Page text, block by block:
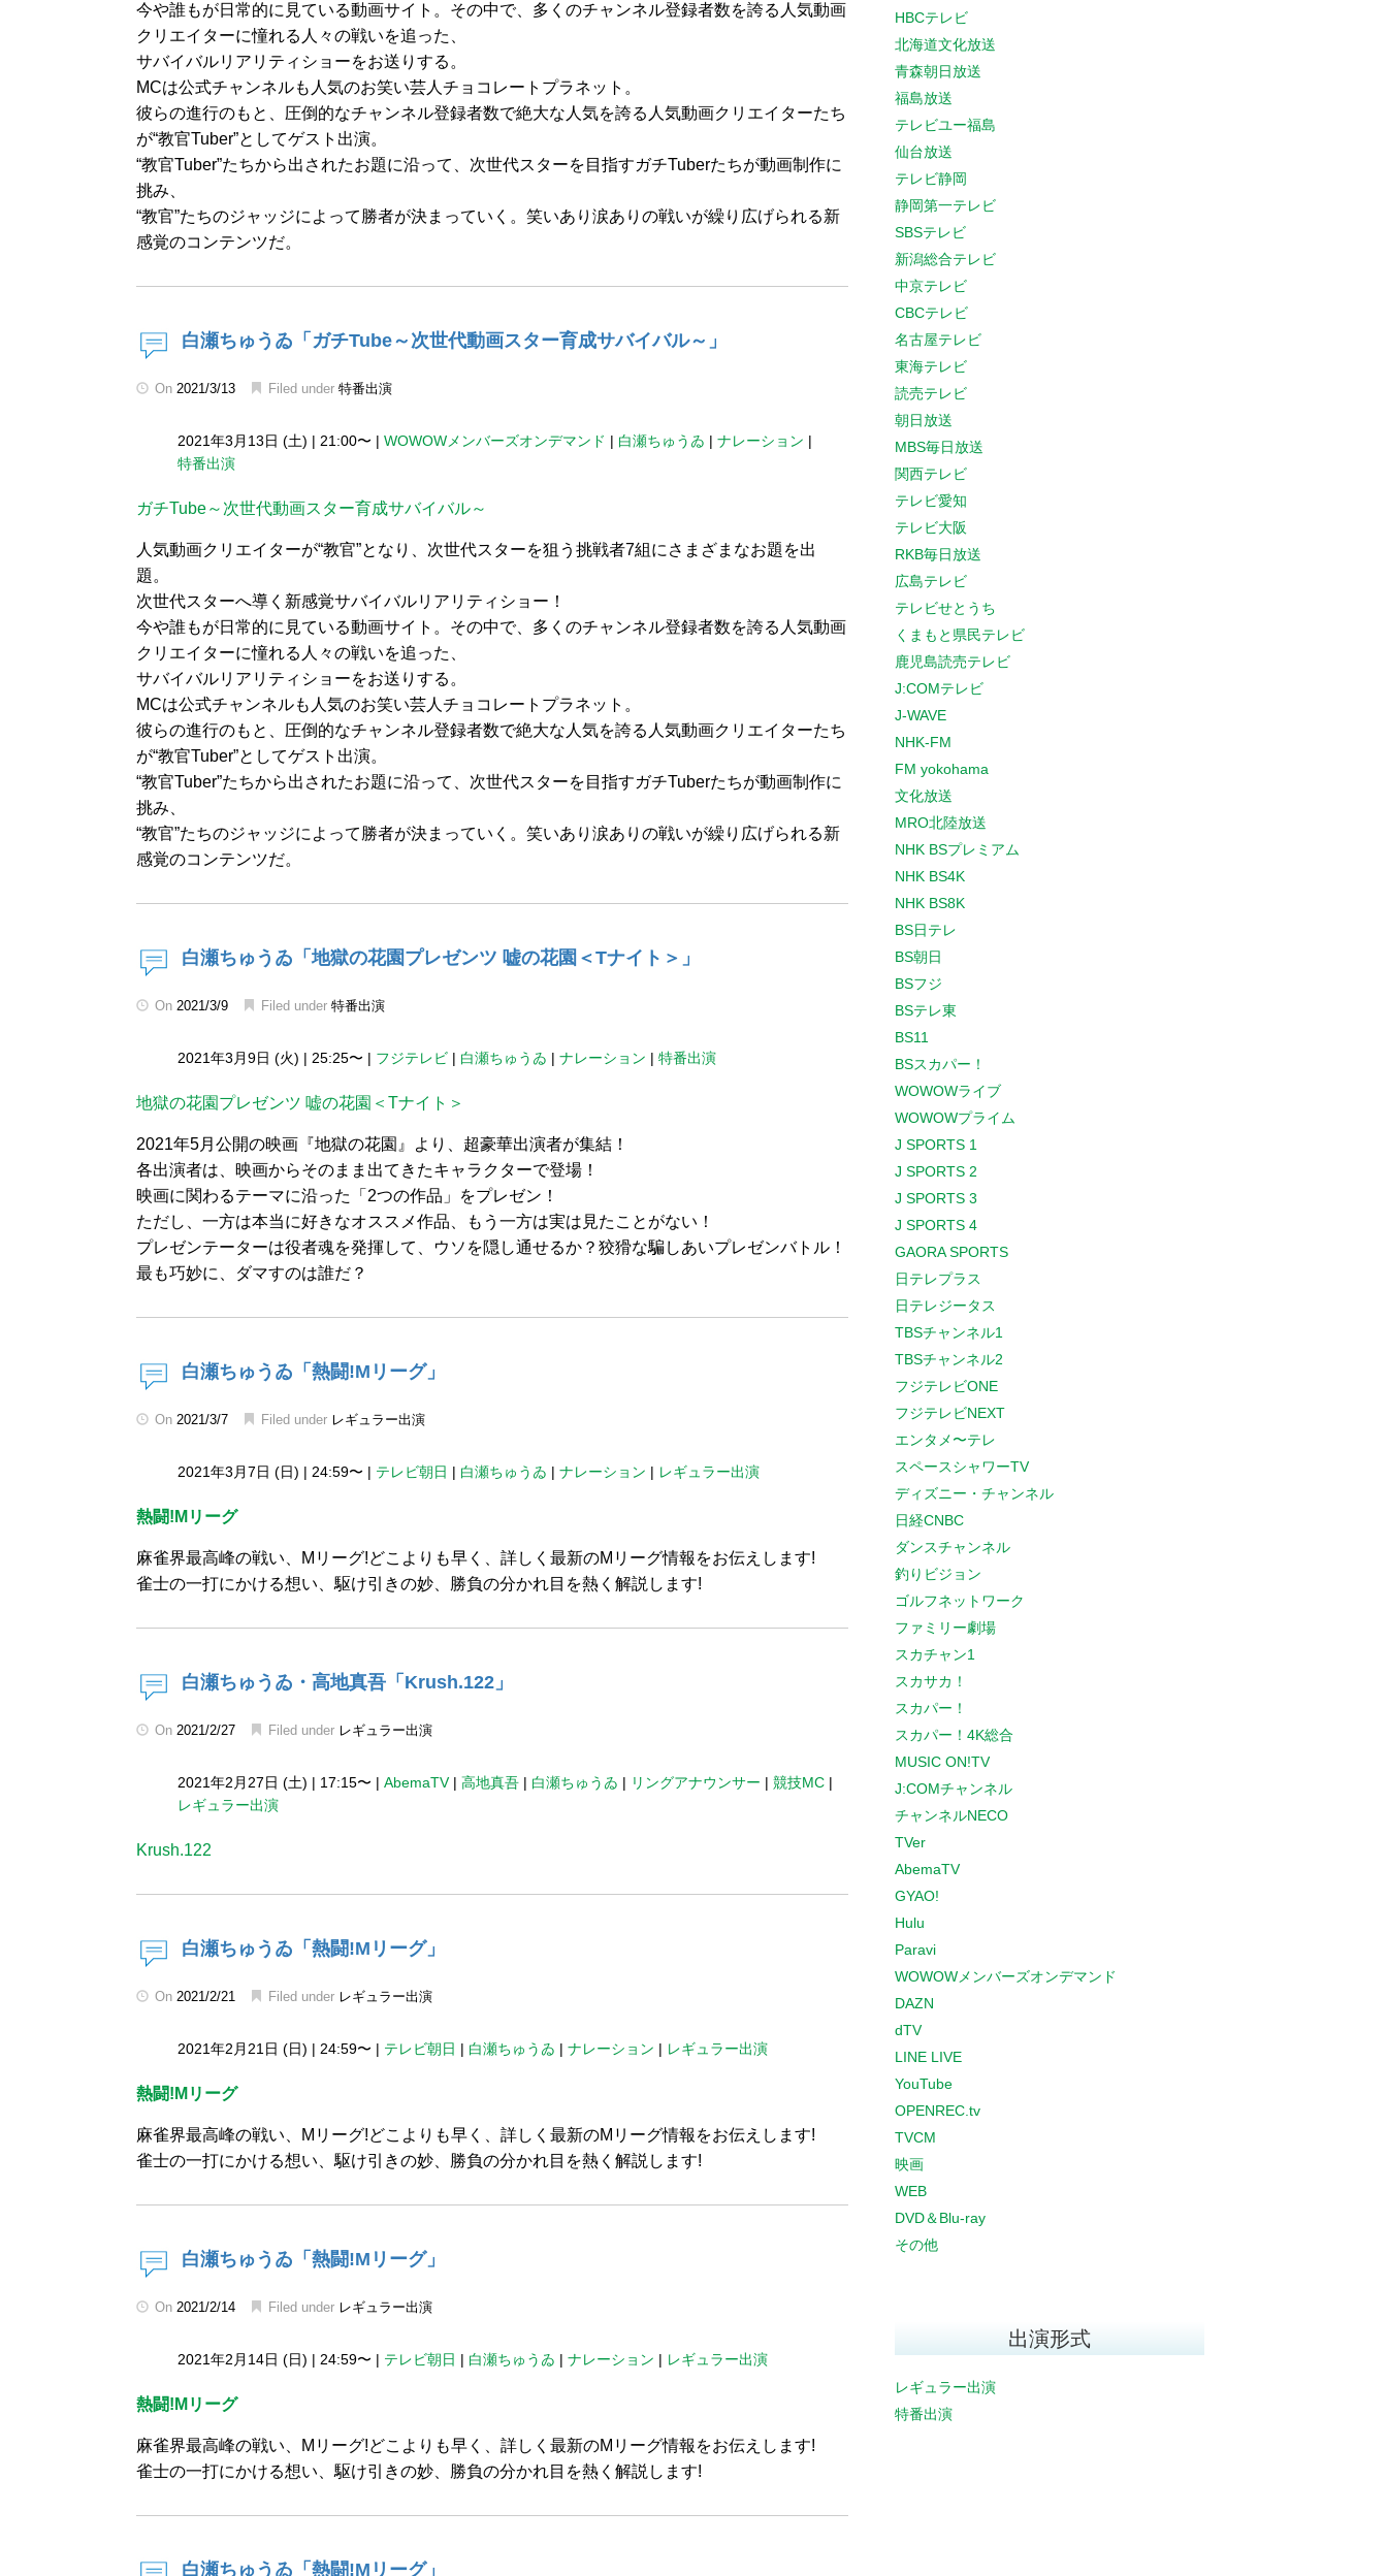
今や誰もが日常的に見ている動画サイト。その中で、多くのチャンネル登録者数を誇る人気動画
クリエイターに憧れる人々の戦いを追った、
サバイバルリアリティショーをお送りする。
MCは公式チャンネルも人気のお笑い芸人チョコレートプラネット。
彼らの進行のもと、圧倒的なチャンネル登録者数で絶大な人気を誇る人気動画クリエイターたち
が“教官Tuber”としてゲスト出演。
“教官Tuber”たちから出されたお題に沿って、次世代スターを目指すガチTuberたちが動画制作に
挑み、
“教官”たちのジャッジによって勝者が決まっていく。笑いあり涙ありの戦いが繰り広げられる新
感覚のコンテンツだ。
白瀬ちゅうゐ「ガチTube～次世代動画スター育成サバイバル～」
On 2021/3/13 Filed under 特番出演
2021年3月13日 (土) | 21:00〜 | WOWOWメンバーズオンデマンド | 白瀬ちゅうゐ | ナレーション |
特番出演
ガチTube～次世代動画スター育成サバイバル～
人気動画クリエイターが“教官”となり、次世代スターを狙う挑戦者7組にさまざまなお題を出
題。
次世代スターへ導く新感覚サバイバルリアリティショー！
今や誰もが日常的に見ている動画サイト。その中で、多くのチャンネル登録者数を誇る人気動画
クリエイターに憧れる人々の戦いを追った、
サバイバルリアリティショーをお送りする。
MCは公式チャンネルも人気のお笑い芸人チョコレートプラネット。
彼らの進行のもと、圧倒的なチャンネル登録者数で絶大な人気を誇る人気動画クリエイターたち
が“教官Tuber”としてゲスト出演。
“教官Tuber”たちから出されたお題に沿って、次世代スターを目指すガチTuberたちが動画制作に
挑み、
“教官”たちのジャッジによって勝者が決まっていく。笑いあり涙ありの戦いが繰り広げられる新
感覚のコンテンツだ。
白瀬ちゅうゐ「地獄の花園プレゼンツ 嘘の花園＜Tナイト＞」
On 2021/3/9 Filed under 特番出演
2021年3月9日 (火) | 25:25〜 | フジテレビ | 白瀬ちゅうゐ | ナレーション | 特番出演
地獄の花園プレゼンツ 嘘の花園＜Tナイト＞
2021年5月公開の映画『地獄の花園』より、超豪華出演者が集結！
各出演者は、映画からそのまま出てきたキャラクターで登場！
映画に関わるテーマに沿った「2つの作品」をプレゼン！
ただし、一方は本当に好きなオススメ作品、もう一方は実は見たことがない！
プレゼンテーターは役者魂を発揮して、ウソを隠し通せるか？狡猾な騙しあいプレゼンバトル！
最も巧妙に、ダマすのは誰だ？
白瀬ちゅうゐ「熱闘!Mリーグ」
On 2021/3/7 Filed under レギュラー出演
2021年3月7日 (日) | 24:59〜 | テレビ朝日 | 白瀬ちゅうゐ | ナレーション | レギュラー出演
熱闘!Mリーグ
麻雀界最高峰の戦い、Mリーグ!どこよりも早く、詳しく最新のMリーグ情報をお伝えします!
雀士の一打にかける想い、駆け引きの妙、勝負の分かれ目を熱く解説します!
白瀬ちゅうゐ・高地真吾「Krush.122」
On 2021/2/27 Filed under レギュラー出演
2021年2月27日 (土) | 17:15〜 | AbemaTV| 高地真吾 | 白瀬ちゅうゐ | リングアナウンサー | 競技MC |
レギュラー出演
Krush.122
白瀬ちゅうゐ「熱闘!Mリーグ」
On 2021/2/21 Filed under レギュラー出演
2021年2月21日 (日) | 24:59〜 | テレビ朝日 | 白瀬ちゅうゐ | ナレーション | レギュラー出演
熱闘!Mリーグ
麻雀界最高峰の戦い、Mリーグ!どこよりも早く、詳しく最新のMリーグ情報をお伝えします!
雀士の一打にかける想い、駆け引きの妙、勝負の分かれ目を熱く解説します!
白瀬ちゅうゐ「熱闘!Mリーグ」
On 2021/2/14 Filed under レギュラー出演
2021年2月14日 (日) | 24:59〜 | テレビ朝日 | 白瀬ちゅうゐ | ナレーション | レギュラー出演
熱闘!Mリーグ
麻雀界最高峰の戦い、Mリーグ!どこよりも早く、詳しく最新のMリーグ情報をお伝えします!
雀士の一打にかける想い、駆け引きの妙、勝負の分かれ目を熱く解説します!
白瀬ちゅうゐ「熱闘!Mリーグ」
HBCテレビ
北海道文化放送
青森朝日放送
福島放送
テレビユー福島
仙台放送
テレビ静岡
静岡第一テレビ
SBSテレビ
新潟総合テレビ
中京テレビ
CBCテレビ
名古屋テレビ
東海テレビ
読売テレビ
朝日放送
MBS毎日放送
関西テレビ
テレビ愛知
テレビ大阪
RKB毎日放送
広島テレビ
テレビせとうち
くまもと県民テレビ
鹿児島読売テレビ
J:COMテレビ
J-WAVE
NHK-FM
FM yokohama
文化放送
MRO北陸放送
NHK BSプレミアム
NHK BS4K
NHK BS8K
BS日テレ
BS朝日
BSフジ
BSテレ東
BS11
BSスカパー！
WOWOWライブ
WOWOWプライム
J SPORTS 1
J SPORTS 2
J SPORTS 3
J SPORTS 4
GAORA SPORTS
日テレプラス
日テレジータス
TBSチャンネル1
TBSチャンネル2
フジテレビONE
フジテレビNEXT
エンタメ〜テレ
スペースシャワーTV
ディズニー・チャンネル
日経CNBC
ダンスチャンネル
釣りビジョン
ゴルフネットワーク
ファミリー劇場
スカチャン1
スカサカ！
スカパー！
スカパー！4K総合
MUSIC ON!TV
J:COMチャンネル
チャンネルNECO
TVer
AbemaTV
GYAO!
Hulu
Paravi
WOWOWメンバーズオンデマンド
DAZN
dTV
LINE LIVE
YouTube
OPENREC.tv
TVCM
映画
WEB
DVD＆Blu-ray
その他
出演形式
レギュラー出演
特番出演